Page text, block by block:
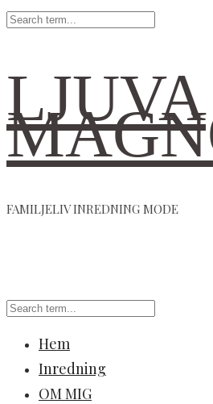
LJUVA
FAMILJELIV INREDNING MODE
Hem
Inredning
OM MIG